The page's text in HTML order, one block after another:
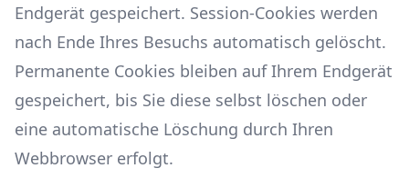
Endgerät gespeichert. Session-Cookies werden
nach Ende Ihres Besuchs automatisch gelöscht.
Permanente Cookies bleiben auf Ihrem Endgerät
gespeichert, bis Sie diese selbst löschen oder
eine automatische Löschung durch Ihren
Webbrowser erfolgt.